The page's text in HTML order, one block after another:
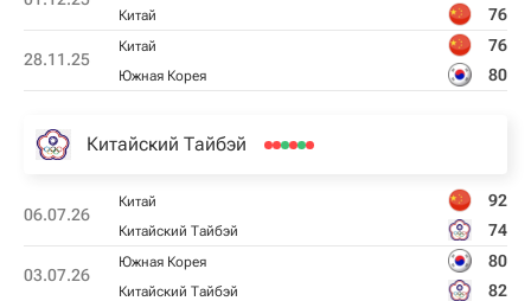
Китай 76
28.11.25
Китай 76
Южная Корея 80
Китайский Тайбэй
06.07.26
Китай 92
Китайский Тайбэй 74
03.07.26
Южная Корея 80
Китайский Тайбэй 82